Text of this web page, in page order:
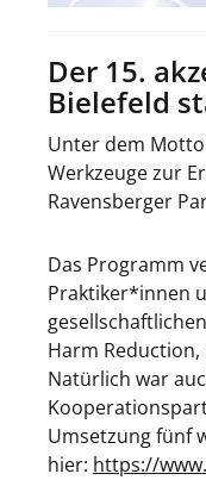
Der 15.
Bielefeld
Unter dem
Werkzeuge zur
Ravensberger
Das Programm
Praktiker*innen
Harm
Natürlich war
Umsetzung fünf
hier: https://